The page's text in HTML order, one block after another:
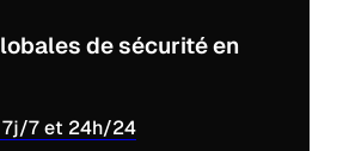
de sécurité en
7j/7 et 24h/24